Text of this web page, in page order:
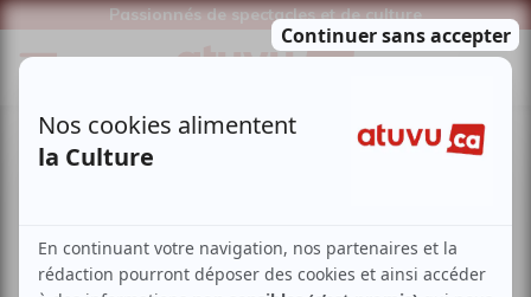
Passionnés de spectacles et de culture